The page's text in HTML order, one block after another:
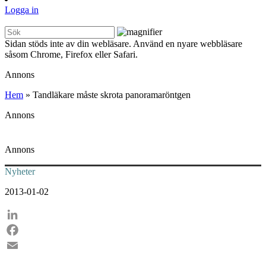
Logga in
Sidan stöds inte av din webläsare. Använd en nyare webbläsare
såsom Chrome, Firefox eller Safari.
Annons
Hem » Tandläkare måste skrota panoramaröntgen
Annons
Annons
Nyheter
2013-01-02
LinkedIn
Facebook